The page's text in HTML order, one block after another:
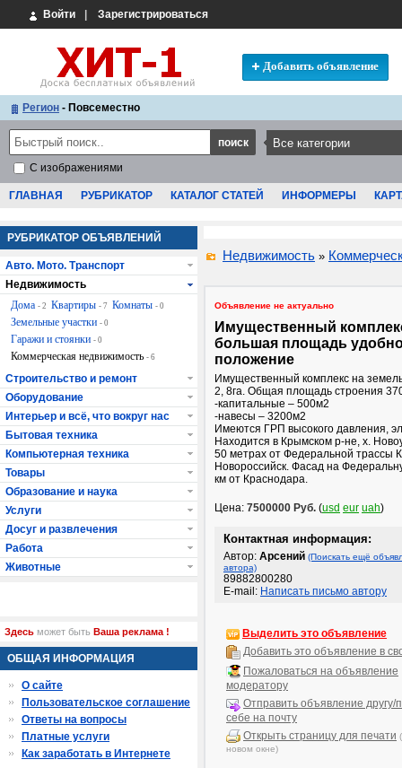
Войти Зарегистрироваться
Добавить объявление
Регион - Повсеместно
С изображениями
ГЛАВНАЯ РУБРИКАТОР КАТАЛОГ СТАТЕЙ ИНФОРМЕРЫ
Недвижимость »
Объявление не актуально
Имущественный
большая площадь
положение
Имущественный комплекс на
2, 8га. Общая площадь строения
-капитальные – 500м2
-навесы – 3200м2
Имеются ГРП высокого давления,
Находится в Крымском р-не, х.
50 метрах от Федеральной трассы
Новороссийск. Фасад на
км от Краснодара.
Цена: 7500000 Руб. (usd eur uah)
Контактная информация:
Автор: Арсений (Поискать ещё
автора)
89882800280
E-mail: Написать письмо автору
Выделить это объявление
Добавить это объявление в
Пожаловаться на объявление
модератору
Отправить объявление другу/
себе на почту
Открыть страницу для печати
новом окне)
РУБРИКАТОР ОБЪЯВЛЕНИЙ
Авто. Мото. Транспорт
Недвижимость
Дома - 2 Квартиры - 7 Комнаты - 0
Земельные участки - 0
Гаражи и стоянки - 0
Коммерческая недвижимость - 6
Строительство и ремонт
Оборудование
Интерьер и всё, что вокруг нас
Бытовая техника
Компьютерная техника
Товары
Образование и наука
Услуги
Досуг и развлечения
Работа
Животные
Здесь может быть Ваша реклама !
ОБЩАЯ ИНФОРМАЦИЯ
О сайте
Пользовательское соглашение
Ответы на вопросы
Платные услуги
Как заработать в Интернете